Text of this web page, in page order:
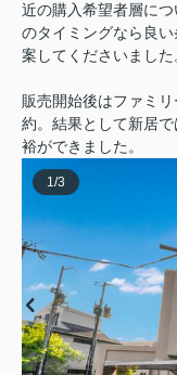
近の購入希望者層に
のタイミングなら良
案してくださいました
販売開始後はファミ
約。結果として新居
裕ができました。
1/3